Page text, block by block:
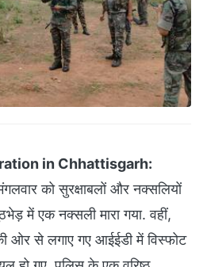
in Chhattisgarh:
को सुरक्षाबलों और नक्सलियों
में एक नक्सली मारा गया. वहीं,
ओर से लगाए गए आईईडी में विस्फोट